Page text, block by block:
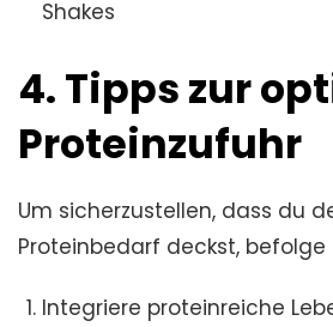
Shakes
4. Tipps zur
Proteinzufuhr
Um sicherzustellen, dass du
Proteinbedarf deckst, befolge
Integriere proteinreiche